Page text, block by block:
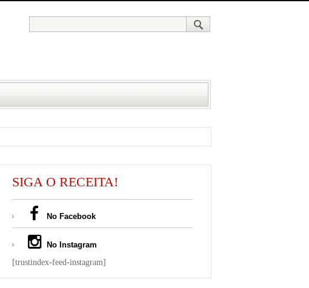
SIGA O RECEITA!
No Facebook
No Instagram
[trustindex-feed-instagram]